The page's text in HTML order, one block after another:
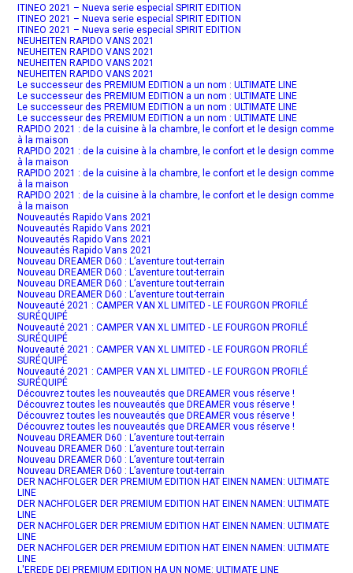
ITINEO 2021 – Nueva serie especial SPIRIT EDITION
ITINEO 2021 – Nueva serie especial SPIRIT EDITION
ITINEO 2021 – Nueva serie especial SPIRIT EDITION
NEUHEITEN RAPIDO VANS 2021
NEUHEITEN RAPIDO VANS 2021
NEUHEITEN RAPIDO VANS 2021
NEUHEITEN RAPIDO VANS 2021
Le successeur des PREMIUM EDITION a un nom : ULTIMATE LINE
Le successeur des PREMIUM EDITION a un nom : ULTIMATE LINE
Le successeur des PREMIUM EDITION a un nom : ULTIMATE LINE
Le successeur des PREMIUM EDITION a un nom : ULTIMATE LINE
RAPIDO 2021 : de la cuisine à la chambre, le confort et le design comme
à la maison
RAPIDO 2021 : de la cuisine à la chambre, le confort et le design comme
à la maison
RAPIDO 2021 : de la cuisine à la chambre, le confort et le design comme
à la maison
RAPIDO 2021 : de la cuisine à la chambre, le confort et le design comme
à la maison
Nouveautés Rapido Vans 2021
Nouveautés Rapido Vans 2021
Nouveautés Rapido Vans 2021
Nouveautés Rapido Vans 2021
Nouveau DREAMER D60 : L’aventure tout-terrain
Nouveau DREAMER D60 : L’aventure tout-terrain
Nouveau DREAMER D60 : L’aventure tout-terrain
Nouveau DREAMER D60 : L’aventure tout-terrain
Nouveauté 2021 : CAMPER VAN XL LIMITED - LE FOURGON PROFILÉ
SURÉQUIPÉ
Nouveauté 2021 : CAMPER VAN XL LIMITED - LE FOURGON PROFILÉ
SURÉQUIPÉ
Nouveauté 2021 : CAMPER VAN XL LIMITED - LE FOURGON PROFILÉ
SURÉQUIPÉ
Nouveauté 2021 : CAMPER VAN XL LIMITED - LE FOURGON PROFILÉ
SURÉQUIPÉ
Découvrez toutes les nouveautés que DREAMER vous réserve !
Découvrez toutes les nouveautés que DREAMER vous réserve !
Découvrez toutes les nouveautés que DREAMER vous réserve !
Découvrez toutes les nouveautés que DREAMER vous réserve !
Nouveau DREAMER D60 : L’aventure tout-terrain
Nouveau DREAMER D60 : L’aventure tout-terrain
Nouveau DREAMER D60 : L’aventure tout-terrain
Nouveau DREAMER D60 : L’aventure tout-terrain
DER NACHFOLGER DER PREMIUM EDITION HAT EINEN NAMEN: ULTIMATE
LINE
DER NACHFOLGER DER PREMIUM EDITION HAT EINEN NAMEN: ULTIMATE
LINE
DER NACHFOLGER DER PREMIUM EDITION HAT EINEN NAMEN: ULTIMATE
LINE
DER NACHFOLGER DER PREMIUM EDITION HAT EINEN NAMEN: ULTIMATE
LINE
L'EREDE DEI PREMIUM EDITION HA UN NOME: ULTIMATE LINE